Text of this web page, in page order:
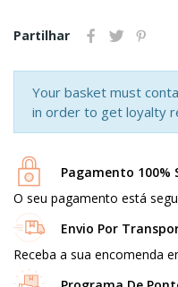
Partilhar
Your basket must
in order to get loyalty
Pagamento 100%
O seu pagamento está
Envio Por
Receba a sua encomenda